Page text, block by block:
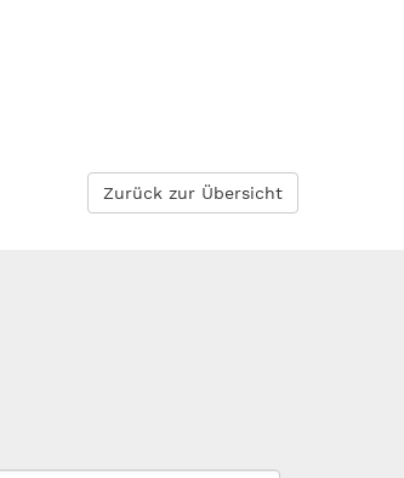
Zurück zur Übersicht